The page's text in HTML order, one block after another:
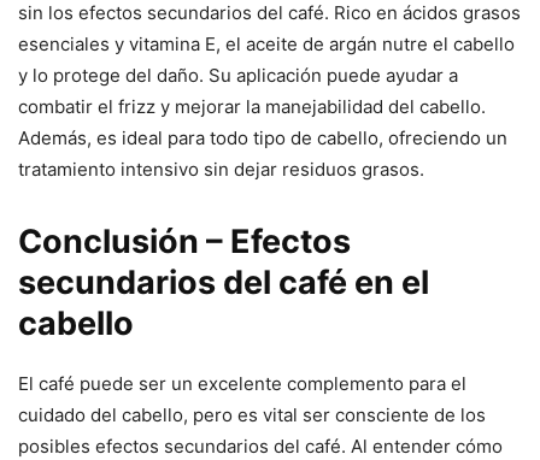
sin los efectos secundarios del café. Rico en ácidos grasos
esenciales y vitamina E, el aceite de argán nutre el cabello
y lo protege del daño. Su aplicación puede ayudar a
combatir el frizz y mejorar la manejabilidad del cabello.
Además, es ideal para todo tipo de cabello, ofreciendo un
tratamiento intensivo sin dejar residuos grasos.
Conclusión – Efectos
secundarios del café en el
cabello
El café puede ser un excelente complemento para el
cuidado del cabello, pero es vital ser consciente de los
posibles efectos secundarios del café. Al entender cómo